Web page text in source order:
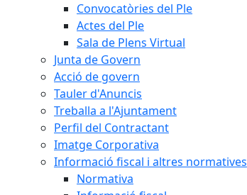
Convocatòries del Ple
Actes del Ple
Sala de Plens Virtual
Junta de Govern
Acció de govern
Tauler d'Anuncis
Treballa a l'Ajuntament
Perfil del Contractant
Imatge Corporativa
Informació fiscal i altres normatives
Normativa